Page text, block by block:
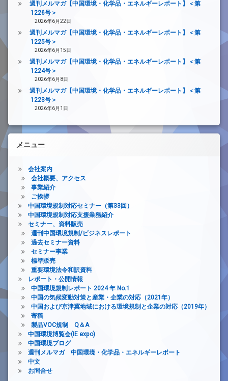
週刊メルマガ【中国環境・化学品・エネルギーレポート】＜第
1226号＞
2026年6月22日
週刊メルマガ【中国環境・化学品・エネルギーレポート】＜第
1225号＞
2026年6月15日
週刊メルマガ【中国環境・化学品・エネルギーレポート】＜第
1224号＞
2026年6月8日
週刊メルマガ【中国環境・化学品・エネルギーレポート】＜第
1223号＞
2026年6月1日
メニュー
会社案内
会社概要、アクセス
事業紹介
ご挨拶
中国環境規制対応セミナー（第33回）
中国環境規制対応支援業務紹介
セミナー、資料販売
週刊中国環境規制/ビジネスレポート
過去セミナー資料
セミナー事業
標準販売
重要環境法令和訳資料
レポート・公開情報
中国環境規制レポート 2024 年 No.1
中国の気候変動対策と産業・企業の対応（2021年）
中国および京津冀地域における環境規制と企業の対応（2019年）
寄稿
製品VOC規制 Q＆A
中国環境博覧会(IE expo)
中国環境ブログ
週刊メルマガ 中国環境・化学品・エネルギーレポート
中文
お問合せ